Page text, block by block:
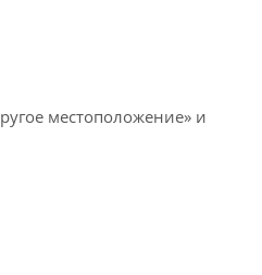
местоположение» и